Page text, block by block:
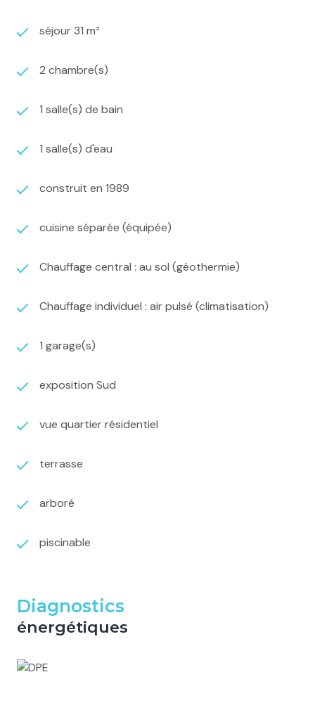
séjour 31 m²
2 chambre(s)
1 salle(s) de bain
1 salle(s) d'eau
construit en 1989
cuisine séparée (équipée)
Chauffage central : au sol (géothermie)
Chauffage individuel : air pulsé (climatisation)
1 garage(s)
exposition Sud
vue quartier résidentiel
terrasse
arboré
piscinable
Diagnostics
énergétiques